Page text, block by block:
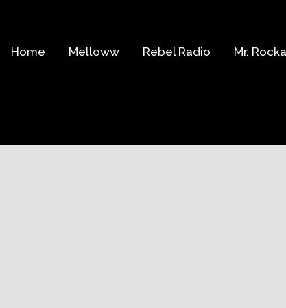
Home Melloww Rebel Radio Mr.